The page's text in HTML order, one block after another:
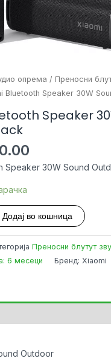
опрема / Преносни
Bluetooth Speaker 30W
Speaker
Speaker 30W Sound
Додај во кошница
Преносни блутут
6 месеци Бренд: Xiaomi
Outdoor